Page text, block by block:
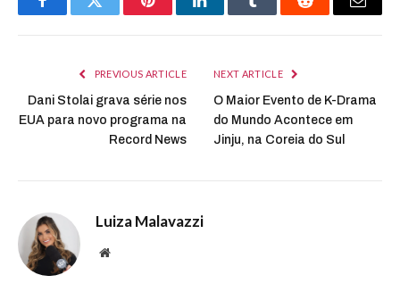
FacebookTwitter PinterestLinkedInTumblr Reddit Email
PREVIOUS ARTICLE
Dani Stolai grava série nos
EUA para novo programa na
Record News
NEXT ARTICLE
O Maior Evento de K-Drama
do Mundo Acontece em
Jinju, na Coreia do Sul
Luiza Malavazzi
Website